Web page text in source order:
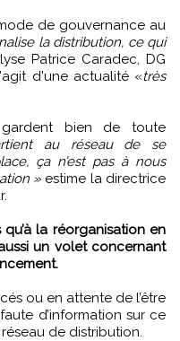
de gouvernance au
la distribution, ce qui
Patrice Caradec, DG
d'une actualité «très
gardent bien de toute
au réseau de se
ça n’est pas à nous
» estime la directrice
la réorganisation en
un volet concernant
ou en attente de l’être
d’information sur ce
de distribution.